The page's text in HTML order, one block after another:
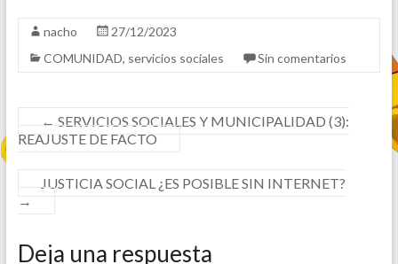
nacho
27/12/2023
COMUNIDAD, servicios sociales Sin comentarios
← SERVICIOS SOCIALES Y MUNICIPALIDAD (3):
REAJUSTE DE FACTO
JUSTICIA SOCIAL ¿ES POSIBLE SIN INTERNET?
→
Deja una respuesta